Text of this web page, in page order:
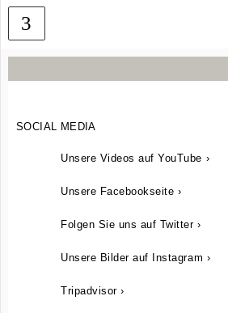
Menü
SOCIAL MEDIA
Unsere Videos auf YouTube ›
Unsere Facebookseite ›
Folgen Sie uns auf Twitter ›
Unsere Bilder auf Instagram ›
Tripadvisor ›